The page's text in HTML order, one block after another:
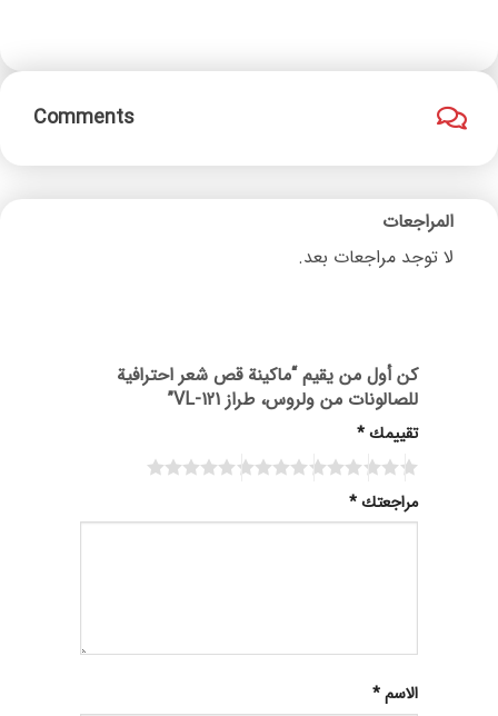
Comments
المراجعات
لا توجد مراجعات بعد.
كن أول من يقيم “ماكينة قص شعر احترافية
للصالونات من ولروس، طراز VL-121”
تقييمك*
مراجعتك*
الاسم*